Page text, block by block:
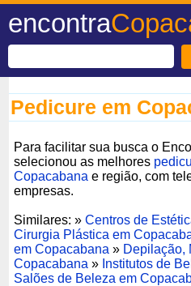
encontra
Pedicure em
Para facilitar sua busca o
selecionou as melhores
Copacabana e região, com
empresas.
Similares: »Centros de
Cirurgia Plástica em
em Copacabana » Depilação,
Copacabana » Institutos de
Salões de Beleza em